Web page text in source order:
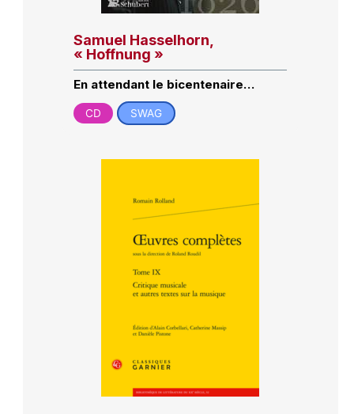
Samuel Hasselhorn,
« Hoffnung »
En attendant le bicentenaire…
CD SWAG